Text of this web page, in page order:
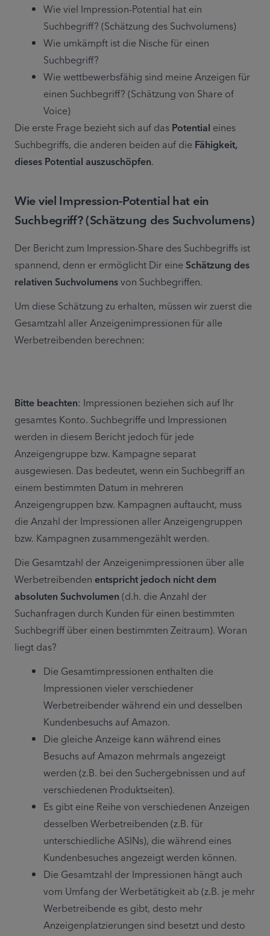
Wie viel Impression-Potential hat ein
Suchbegriff? (Schätzung des Suchvolumens)
Wie umkämpft ist die Nische für einen
Suchbegriff?
Wie wettbewerbsfähig sind meine Anzeigen für
einen Suchbegriff? (Schätzung von Share of
Voice)
Die erste Frage bezieht sich auf das Potential eines
Suchbegriffs, die anderen beiden auf die Fähigkeit,
dieses Potential auszuschöpfen.
Wie viel Impression-Potential hat ein
Suchbegriff? (Schätzung des Suchvolumens)
Der Bericht zum Impression-Share des Suchbegriffs ist
spannend, denn er ermöglicht Dir eine Schätzung des
relativen Suchvolumens von Suchbegriffen.
Um diese Schätzung zu erhalten, müssen wir zuerst die
Gesamtzahl aller Anzeigenimpressionen für alle
Werbetreibenden berechnen:
Bitte beachten: Impressionen beziehen sich auf Ihr
gesamtes Konto. Suchbegriffe und Impressionen
werden in diesem Bericht jedoch für jede
Anzeigengruppe bzw. Kampagne separat
ausgewiesen. Das bedeutet, wenn ein Suchbegriff an
einem bestimmten Datum in mehreren
Anzeigengruppen bzw. Kampagnen auftaucht, muss
die Anzahl der Impressionen aller Anzeigengruppen
bzw. Kampagnen zusammengezählt werden.
Die Gesamtzahl der Anzeigenimpressionen über alle
Werbetreibenden entspricht jedoch nicht dem
absoluten Suchvolumen (d.h. die Anzahl der
Suchanfragen durch Kunden für einen bestimmten
Suchbegriff über einen bestimmten Zeitraum). Woran
liegt das?
Die Gesamtimpressionen enthalten die
Impressionen vieler verschiedener
Werbetreibender während ein und desselben
Kundenbesuchs auf Amazon.
Die gleiche Anzeige kann während eines
Besuchs auf Amazon mehrmals angezeigt
werden (z.B. bei den Suchergebnissen und auf
verschiedenen Produktseiten).
Es gibt eine Reihe von verschiedenen Anzeigen
desselben Werbetreibenden (z.B. für
unterschiedliche ASINs), die während eines
Kundenbesuches angezeigt werden können.
Die Gesamtzahl der Impressionen hängt auch
vom Umfang der Werbetätigkeit ab (z.B. je mehr
Werbetreibende es gibt, desto mehr
Anzeigenplatzierungen sind besetzt und desto